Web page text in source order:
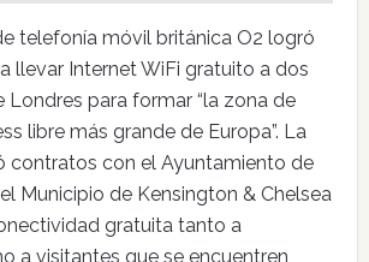
telefonía móvil británica O2 logró
llevar Internet WiFi gratuito a dos
Londres para formar “la zona de
libre más grande de Europa”. La
contratos con el Ayuntamiento de
Municipio de Kensington & Chelsea
gratuita tanto a
a visitantes que se encuentren